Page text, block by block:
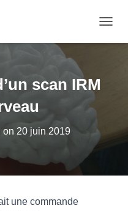
scan IRM
on 20 juin 2019
une commande